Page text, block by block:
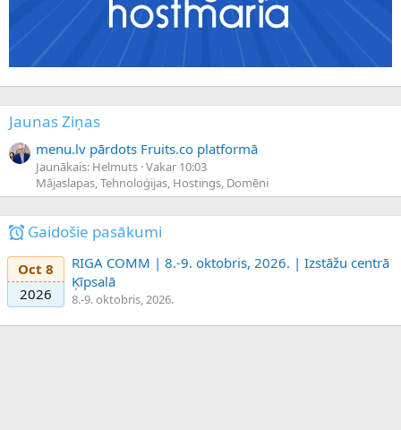
Jaunas Ziņas
menu.lv pārdots Fruits.co platformā
Jaunākais: Helmuts Vakar 10:03
Mājaslapas, Tehnoloģijas, Hostings, Domēni
Gaidošie pasākumi
Oct 8
2026
RIGA COMM | 8.-9. oktobris, 2026. | Izstāžu centrā
Ķīpsalā
8.-9. oktobris, 2026.